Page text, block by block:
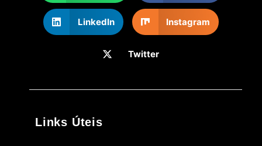
LinkedIn Instagram
Twitter
Links Úteis